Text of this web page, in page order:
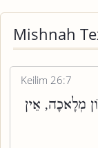
Mishnah
Keilim 26:7
מְלָאכָה, אֵין